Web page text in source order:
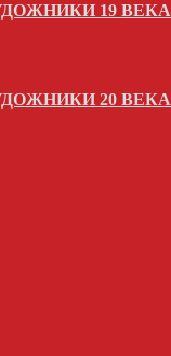
19 ВЕКА
20 ВЕКА